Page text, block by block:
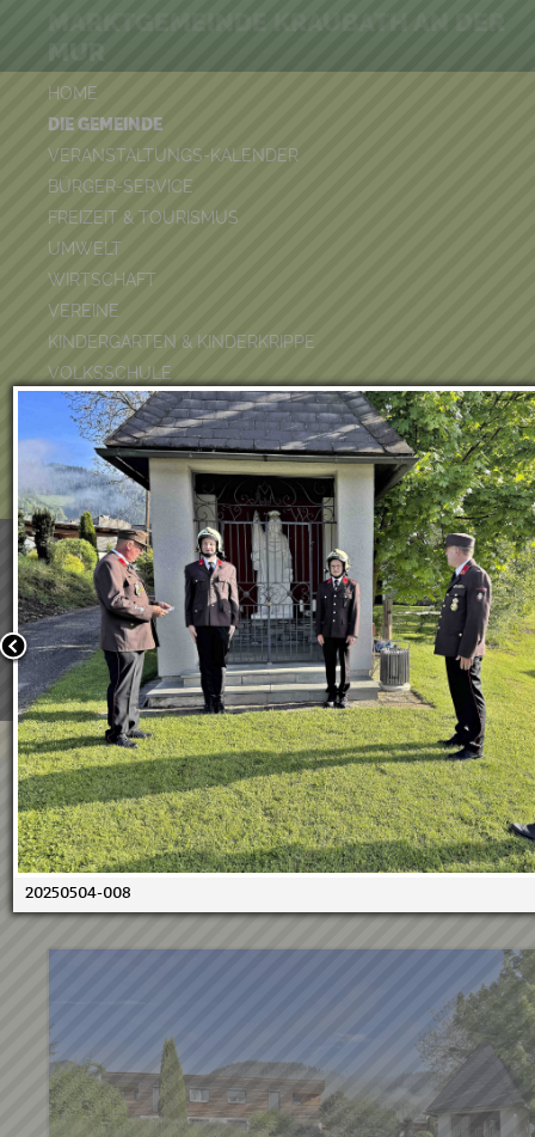
HOME
DIE GEMEINDE
VERANSTALTUNGS-KALENDER
BÜRGER-SERVICE
FREIZEIT & TOURISMUS
UMWELT
WIRTSCHAFT
VEREINE
KINDERGARTEN & KINDERKRIPPE
VOLKSSCHULE
BÜCHEREI
FEUERWEHR
DUATHLON 2026
POOLKALENDER
MUR
Wir verwenden Cookies, um unsere Webseite für Sie
benutzerfreundlich zu gestalten. Wenn Sie fortfahren,
an, dass Sie mit der Verwendung von Cookies auf
einverstanden sind.
Weitere Informationen:Datenschutzerklärung/Cookie-
Bestätigen
04.05.2025 -
FF Kraubath
04.05.2025
20250504-008